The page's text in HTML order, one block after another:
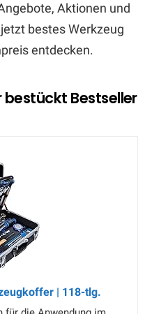
Aktionen und
bestes Werkzeug
entdecken.
Bestseller
| 118-tlg.